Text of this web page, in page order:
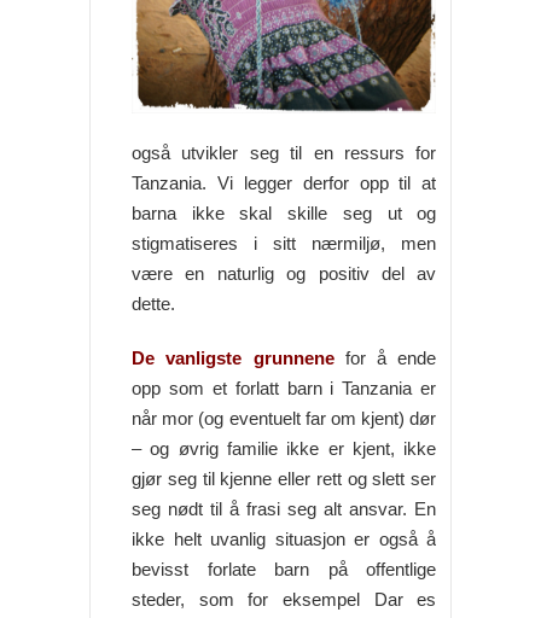
også utvikler seg til en ressurs for
Tanzania. Vi legger derfor opp til at
barna ikke skal skille seg ut og
stigmatiseres i sitt nærmiljø, men
være en naturlig og positiv del av
dette.
De vanligste grunnenefor å ende
opp som et forlatt barn i Tanzania er
når mor (og eventuelt far om kjent) dør
– og øvrig familie ikke er kjent, ikke
gjør seg til kjenne eller rett og slett ser
seg nødt til å frasi seg alt ansvar. En
ikke helt uvanlig situasjon er også å
bevisst forlate barn på offentlige
steder, som for eksempel Dar es